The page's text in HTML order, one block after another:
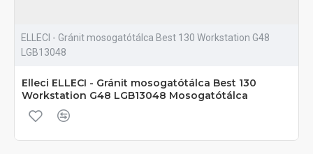
ELLECI - Gránit mosogatótálca Best 130 Workstation G48
LGB13048
Elleci ELLECI - Gránit mosogatótálca Best 130
Workstation G48 LGB13048 Mosogatótálca